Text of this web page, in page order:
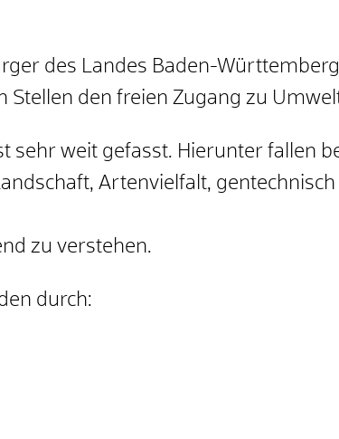
des Landes Baden-
Stellen den freien Zugang zu
sehr weit gefasst. Hierunter fallen
Artenvielfalt,
zu verstehen.
durch: